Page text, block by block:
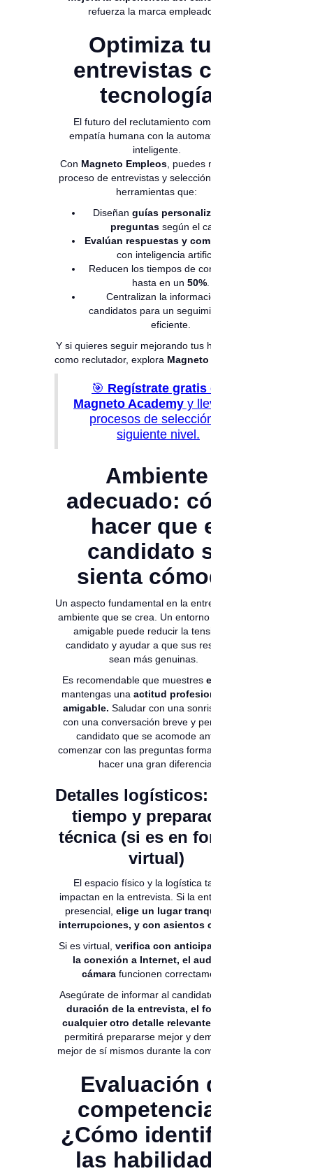
refuerza la marca empleadora.
Optimiza tus
entrevistas con
tecnología
El futuro del reclutamiento combina la
empatía humana con la automatización
inteligente.
Con Magneto Empleos, puedes mejorar tu
proceso de entrevistas y selección gracias a
herramientas que:
Diseñan guías personalizadas de
preguntas según el cargo.
Evalúan respuestas y competencias
con inteligencia artificial.
Reducen los tiempos de contratación
hasta en un 50%.
Centralizan la información de
candidatos para un seguimiento más
eficiente.
Y si quieres seguir mejorando tus habilidades
como reclutador, explora Magneto Academy-
🎯 Regístrate gratis en
Magneto Academy y lleva tus
procesos de selección al
siguiente nivel.
Ambiente
adecuado: cómo
hacer que el
candidato se
sienta cómodo
Un aspecto fundamental en la entrevista es el
ambiente que se crea. Un entorno cómodo y
amigable puede reducir la tensión del
candidato y ayudar a que sus respuestas
sean más genuinas.
Es recomendable que muestres empatía
mantengas una actitud profesional, pero
amigable. Saludar con una sonrisa, iniciar
con una conversación breve y permitirle al
candidato que se acomode antes de
comenzar con las preguntas formales puede
hacer una gran diferencia.
Detalles logísticos: lugar,
tiempo y preparación
técnica (si es en formato
virtual)
El espacio físico y la logística también
impactan en la entrevista. Si la entrevista es
presencial, elige un lugar tranquilo, sin
interrupciones, y con asientos cómodos.
Si es virtual, verifica con anticipación que
la conexión a Internet, el audio y la
cámarafuncionen correctamente.
Asegúrate de informar al candidato sobre la
duración de la entrevista, el formato y
cualquier otro detalle relevante.
permitirá prepararse mejor y demostrar lo
mejor de sí mismos durante la conversación.
Evaluación de
competencias:
¿Cómo identificar
las habilidades